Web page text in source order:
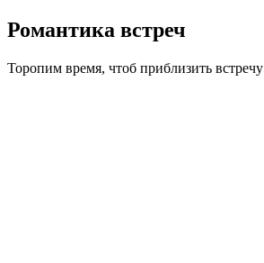
Романтика встреч
Торопим время, чтоб приблизить